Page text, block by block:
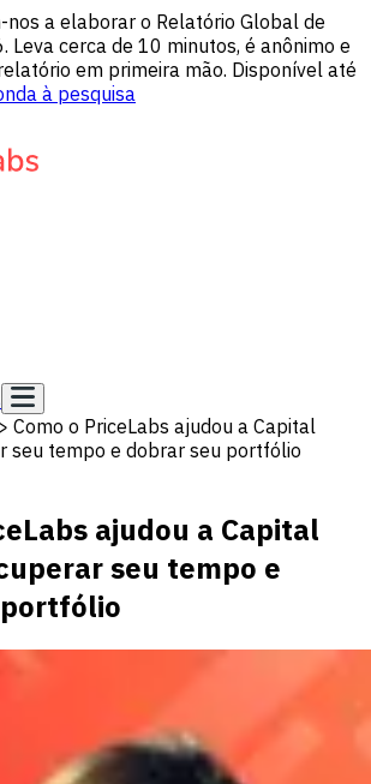
nos a elaborar o Relatório Global de
Leva cerca de 10 minutos, é anônimo e
em primeira mão. Disponível até
à pesquisa
> Como o PriceLabs ajudou a Capital
seu tempo e dobrar seu portfólio
ajudou a Capital
seu tempo e